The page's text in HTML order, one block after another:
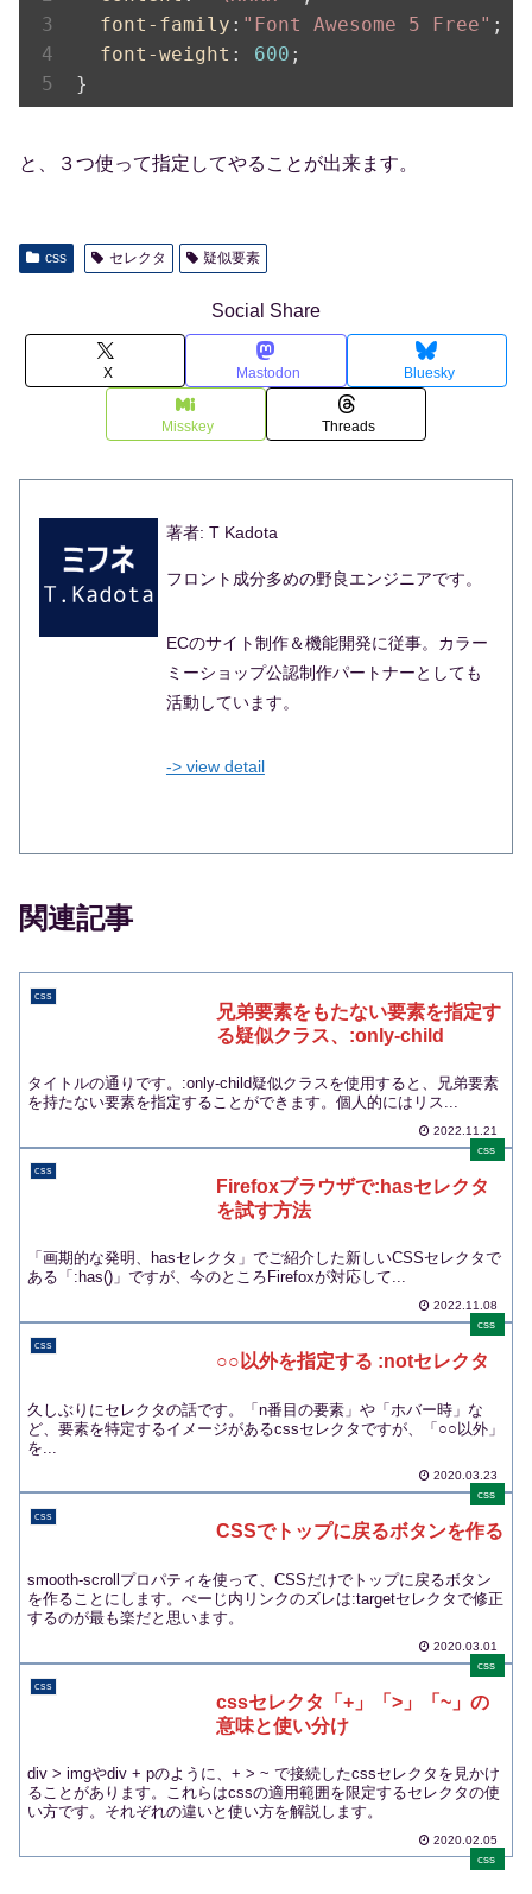
font-family : "Font Awesome 5 Free" ;
font-weight : 600 ;
}
と、３つ使って指定してやることが出来ます。
css セレクタ 疑似要素
Social Share
X Mastodon Bluesky
Misskey Threads
著者: T Kadota
フロント成分多めの野良エンジニアです。
ECのサイト制作＆機能開発に従事。カラー
ミーショップ公認制作パートナーとしても
活動しています。
-> view detail
関連記事
css
兄弟要素をもたない要素を指定す
る疑似クラス、:only-child
タイトルの通りです。:only-child疑似クラスを使用すると、兄弟要素
を持たない要素を指定することができます。個人的にはリス...
2022.11.21
css
css
Firefoxブラウザで:hasセレクタ
を試す方法
「画期的な発明、hasセレクタ」でご紹介した新しいCSSセレクタで
ある「:has()」ですが、今のところFirefoxが対応して...
2022.11.08
css
css
○○以外を指定する :notセレクタ
久しぶりにセレクタの話です。「n番目の要素」や「ホバー時」な
ど、要素を特定するイメージがあるcssセレクタですが、「○○以外」
を...
2020.03.23
css
css
CSSでトップに戻るボタンを作る
smooth-scrollプロパティを使って、CSSだけでトップに戻るボタン
を作ることにします。ぺーじ内リンクのズレは:targetセレクタで修正
するのが最も楽だと思います。
2020.03.01
css
css
cssセレクタ「+」「>」「~」の
意味と使い分け
div > imgやdiv + pのように、+ > ~ で接続したcssセレクタを見かけ
ることがあります。これらはcssの適用範囲を限定するセレクタの使
い方です。それぞれの違いと使い方を解説します。
2020.02.05
css